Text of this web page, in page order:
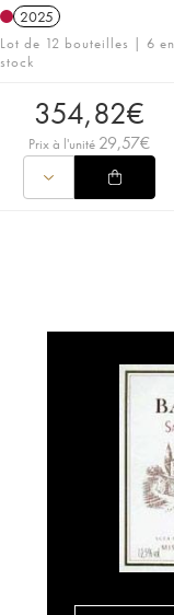
2025
Lot de 12 bouteilles | 6 en
stock
354,82€
Prix à l'unité 29,57€